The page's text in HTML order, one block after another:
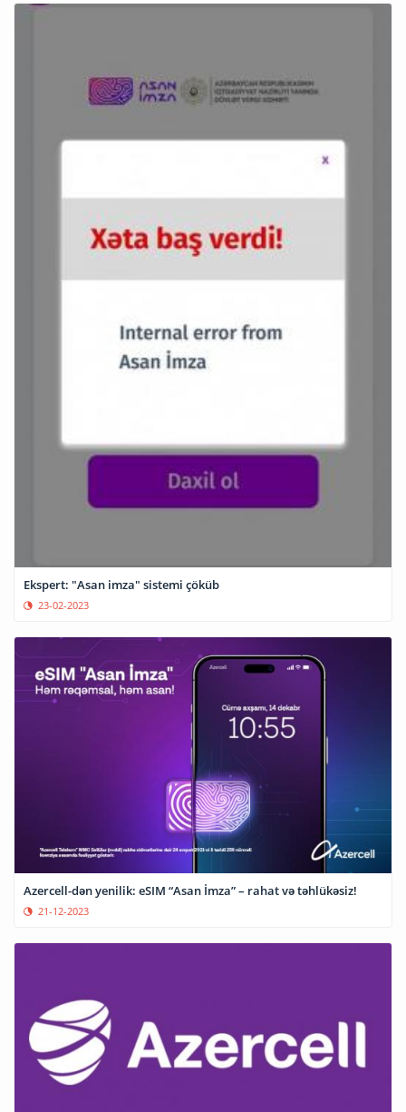
Ekspert: "Asan imza" sistemi çöküb
23-02-2023
Azercell-dən yenilik: eSIM “Asan İmza” – rahat və təhlükəsiz!
21-12-2023